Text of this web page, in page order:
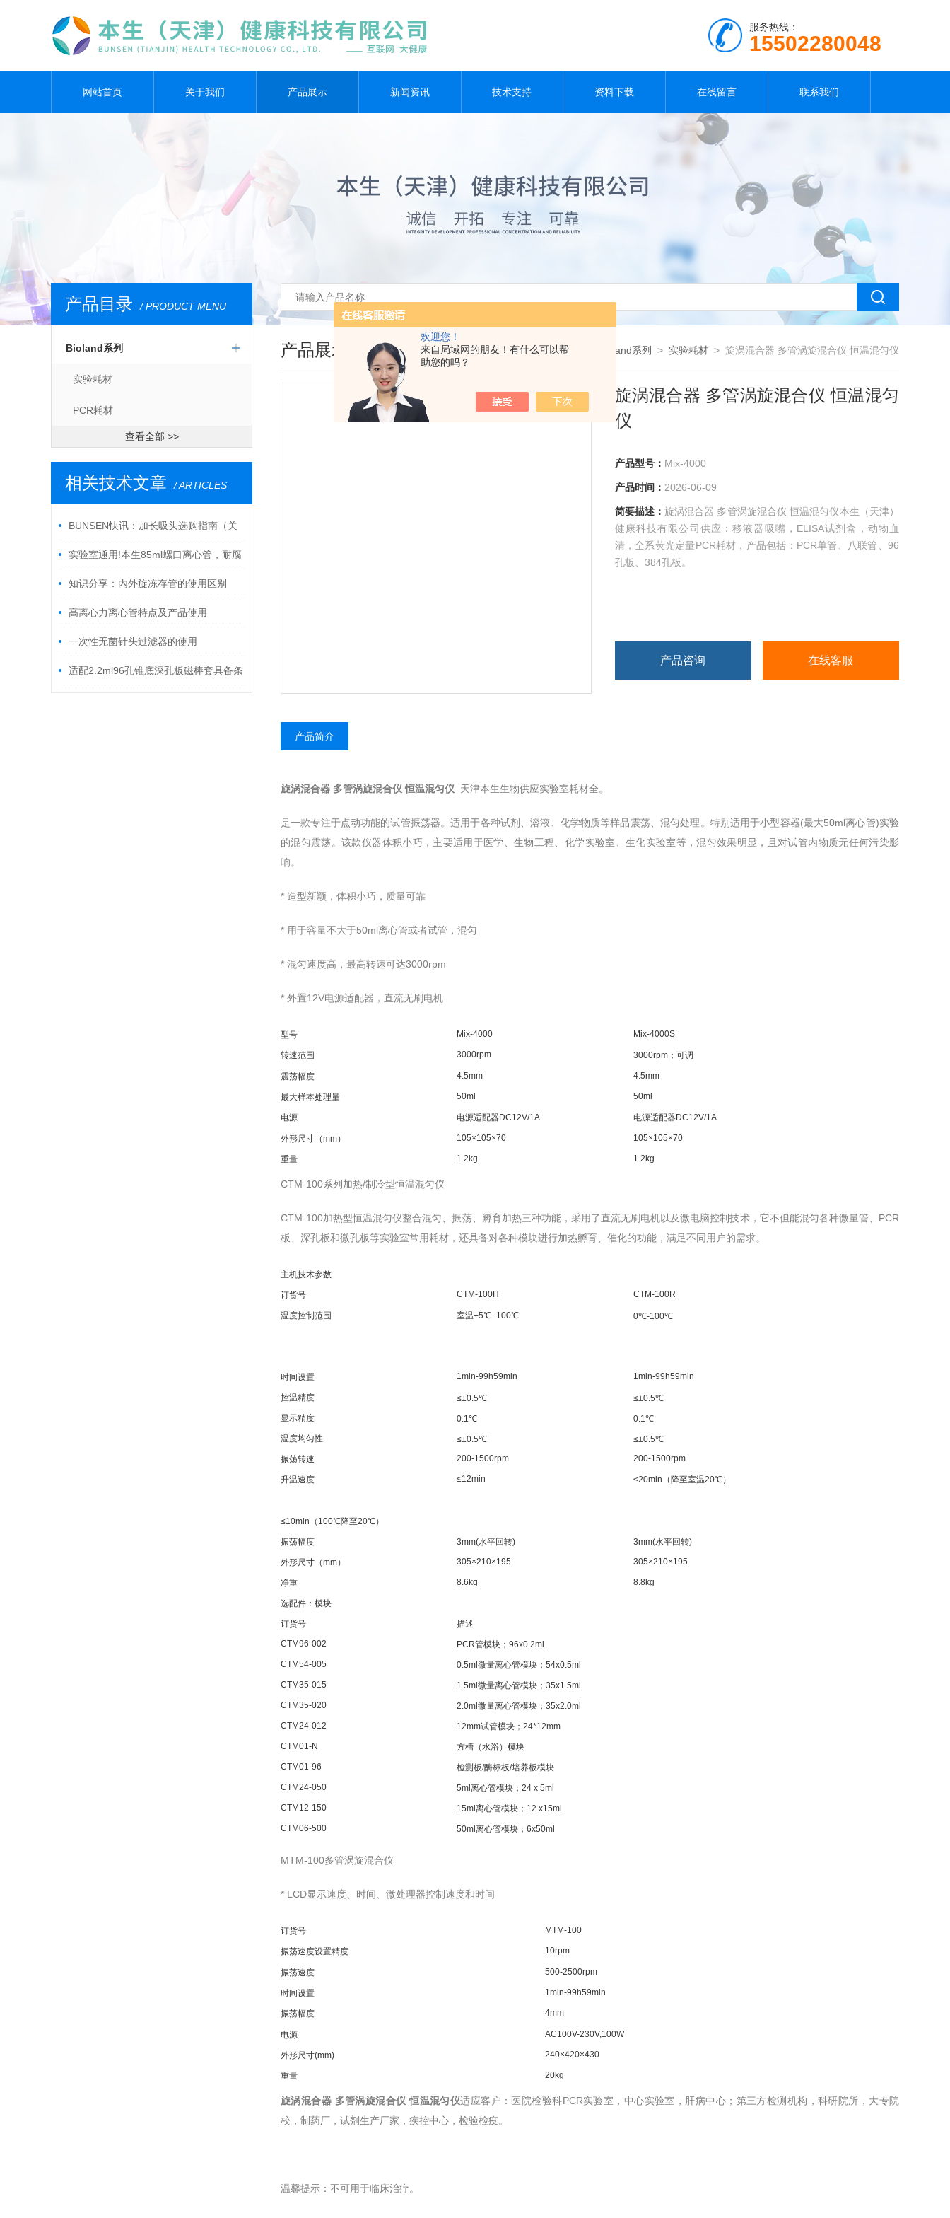
欢迎您！
来自局域网的朋友！有什么可以帮
助您的吗？
服务热线：
15502280048
网站首页 关于我们 产品展示 新闻资讯 技术支持 资料下载 在线留言 联系我们
产品目录 / PRODUCT MENU
Bioland系列
实验耗材
PCR耗材
查看全部 >>
相关技术文章 / ARTICLES
BUNSEN快讯：加长吸头选购指南（关
键要点解析）
实验室通用!本生85ml螺口离心管，耐腐
蚀高透明，离心/储存两用
知识分享：内外旋冻存管的使用区别
高离心力离心管特点及产品使用
一次性无菌针头过滤器的使用
适配2.2ml96孔锥底深孔板磁棒套具备条
产品展示 您现在的位置： 首页>产品展示 Bioland系列 > 实验耗材 > 旋涡混合器 多管涡旋混合仪 恒温混匀仪
旋涡混合器 多管涡旋混合仪 恒温混匀
仪
产品型号： Mix-4000
产品时间： 2026-06-09
简要描述： 旋涡混合器 多管涡旋混合仪 恒温混匀仪本生（天津）
健康科技有限公司供应：移液器吸嘴，ELISA试剂盒，动物血
清，全系荧光定量PCR耗材，产品包括：PCR单管、八联管、96
孔板、384孔板。
产品咨询 在线客服
产品简介
旋涡混合器 多管涡旋混合仪 恒温混匀仪 天津本生生物供应实验室耗材全。
是一款专注于点动功能的试管振荡器。适用于各种试剂、溶液、化学物质等样品震荡、混匀处理。特别适用于小型容器(最大50ml离心管)实验
的混匀震荡。该款仪器体积小巧，主要适用于医学、生物工程、化学实验室、生化实验室等，混匀效果明显，且对试管内物质无任何污染影
响。
* 造型新颖，体积小巧，质量可靠
* 用于容量不大于50ml离心管或者试管，混匀
* 混匀速度高，最高转速可达3000rpm
* 外置12V电源适配器，直流无刷电机
型号 Mix-4000 Mix-4000S
转速范围 3000rpm 3000rpm；可调
震荡幅度 4.5mm 4.5mm
最大样本处理量 50ml 50ml
电源 电源适配器DC12V/1A 电源适配器DC12V/1A
外形尺寸（mm） 105×105×70 105×105×70
重量 1.2kg 1.2kg
CTM-100系列加热/制冷型恒温混匀仪
CTM-100加热型恒温混匀仪整合混匀、振荡、孵育加热三种功能，采用了直流无刷电机以及微电脑控制技术，它不但能混匀各种微量管、PCR
板、深孔板和微孔板等实验室常用耗材，还具备对各种模块进行加热孵育、催化的功能，满足不同用户的需求。
主机技术参数
订货号 CTM-100H CTM-100R
温度控制范围 室温+5℃ -100℃ 0℃-100℃
时间设置 1min-99h59min 1min-99h59min
控温精度 ≤±0.5℃ ≤±0.5℃
显示精度
0.1℃ 0.1℃
温度均匀性
≤±0.5℃ ≤±0.5℃
振荡转速
200-1500rpm 200-1500rpm
升温速度 ≤12min ≤20min （降至室温20℃）
≤10min （ 100℃降至20℃）
振荡幅度 3mm(水平回转) 3mm(水平回转)
外形尺寸（mm） 305×210×195 305×210×195
净重 8.6kg 8.8kg
选配件：模块
订货号
描述
CTM96-002
PCR管模块；96x0.2ml
CTM54-005
0.5ml微量离心管模块；54x0.5ml
CTM35-015
1.5ml微量离心管模块；35x1.5ml
CTM35-020
2.0ml微量离心管模块；35x2.0ml
CTM24-012
12mm试管模块；24*12mm
CTM01-N
方槽（水浴）模块
CTM01-96
检测板/酶标板/培养板模块
CTM24-050
5ml离心管模块；24 x 5ml
CTM12-150
15ml离心管模块； 12 x15ml
CTM06-500
50ml离心管模块；6x50ml
MTM-100多管涡旋混合仪
* LCD显示速度、时间、微处理器控制速度和时间
订货号 MTM-100
振荡速度设置精度 10rpm
振荡速度 500-2500rpm
时间设置 1min-99h59min
振荡幅度 4mm
电源 AC100V-230V,100W
外形尺寸(mm) 240×420×430
重量 20kg
旋涡混合器 多管涡旋混合仪 恒温混匀仪适应客户：医院检验科PCR实验室，中心实验室，肝病中心；第三方检测机构，科研院所，大专院
校，制药厂，试剂生产厂家，疾控中心，检验检疫。
温馨提示：不可用于临床治疗。